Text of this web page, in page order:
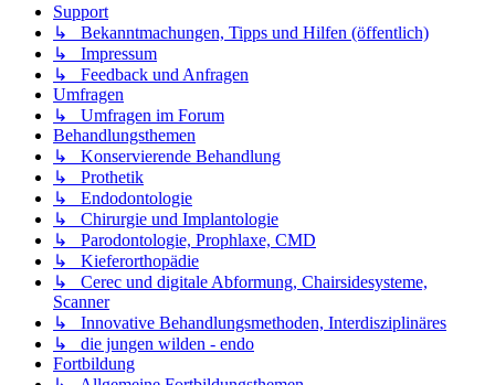
Support
↳ Bekanntmachungen, Tipps und Hilfen (öffentlich)
↳ Impressum
↳ Feedback und Anfragen
Umfragen
↳ Umfragen im Forum
Behandlungsthemen
↳ Konservierende Behandlung
↳ Prothetik
↳ Endodontologie
↳ Chirurgie und Implantologie
↳ Parodontologie, Prophlaxe, CMD
↳ Kieferorthopädie
↳ Cerec und digitale Abformung, Chairsidesysteme,
Scanner
↳ Innovative Behandlungsmethoden, Interdisziplinäres
↳ die jungen wilden - endo
Fortbildung